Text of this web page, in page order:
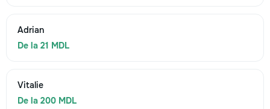
Adrian
De la 21 MDL
Vitalie
De la 200 MDL